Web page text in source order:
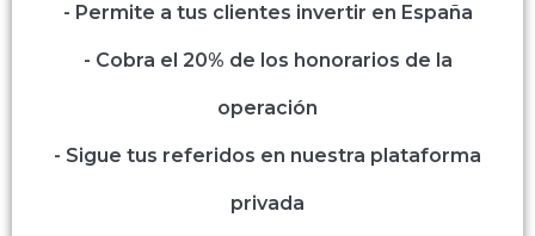
- Permite a tus clientes invertir en España
- Cobra el 20% de los honorarios de la
operación
- Sigue tus referidos en nuestra plataforma
privada